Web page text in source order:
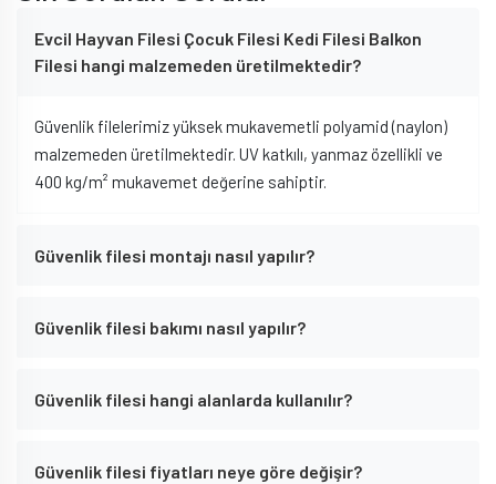
Evcil Hayvan Filesi Çocuk Filesi Kedi Filesi Balkon
Filesi hangi malzemeden üretilmektedir?
Güvenlik filelerimiz yüksek mukavemetli polyamid (naylon)
malzemeden üretilmektedir. UV katkılı, yanmaz özellikli ve
400 kg/m² mukavemet değerine sahiptir.
Güvenlik filesi montajı nasıl yapılır?
Güvenlik filesi bakımı nasıl yapılır?
Güvenlik filesi hangi alanlarda kullanılır?
Güvenlik filesi fiyatları neye göre değişir?